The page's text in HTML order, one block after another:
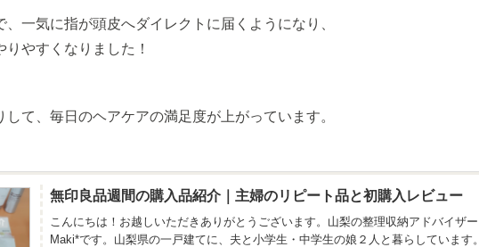
一気に指が頭皮へダイレクトに届くようになり、
やすくなりました！
て、毎日のヘアケアの満足度が上がっています。
無印良品週間の購入品紹介｜主婦のリピート品と初購入レビュー
こんにちは！お越しいただきありがとうございます。山梨の整理収納アドバイザー
Maki*です。山梨県の一戸建てに、夫と小学生・中学生の娘２人と暮らしています。